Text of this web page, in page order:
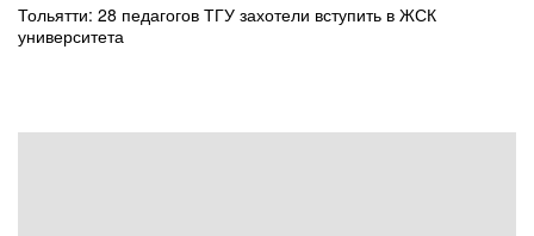
Тольятти: 28 педагогов ТГУ захотели вступить в ЖСК
университета